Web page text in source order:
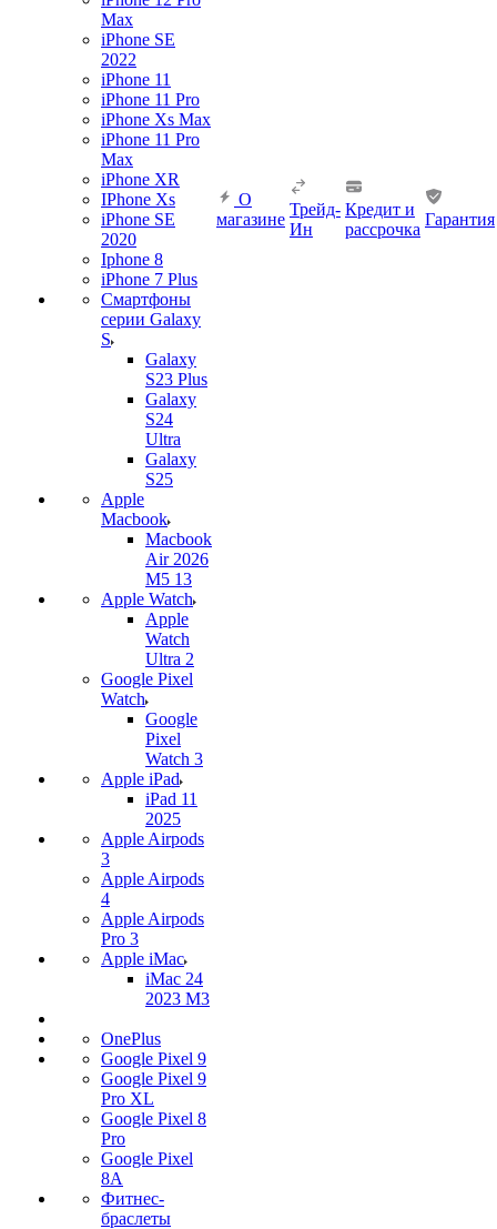
Max
iPhone SE
2022
iPhone 11
iPhone 11 Pro
iPhone Xs Max
iPhone 11 Pro
Max
iPhone XR
IPhone Xs
iPhone SE
2020
Iphone 8
iPhone 7 Plus
Смартфоны
серии Galaxy
S
Galaxy
S23 Plus
Galaxy
S24
Ultra
Galaxy
S25
Apple
Macbook
Macbook
Air 2026
M5 13
Apple Watch
Apple
Watch
Ultra 2
Google Pixel
Watch
Google
Pixel
Watch 3
Apple iPad
iPad 11
2025
Apple Airpods
3
Apple Airpods
4
Apple Airpods
Pro 3
Apple iMac
iMac 24
2023 M3
OnePlus
Google Pixel 9
Google Pixel 9
Pro XL
Google Pixel 8
Pro
Google Pixel
8A
Фитнес-
браслеты
О
магазине
Трейд-
Ин
Кредит и
рассрочка
Гарантия